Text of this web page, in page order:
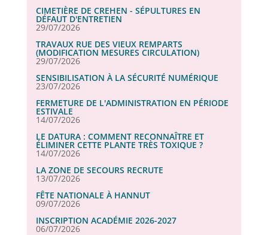
CIMETIÈRE DE CREHEN - SÉPULTURES EN
DÉFAUT D'ENTRETIEN
29/07/2026
TRAVAUX RUE DES VIEUX REMPARTS
(MODIFICATION MESURES CIRCULATION)
29/07/2026
SENSIBILISATION À LA SÉCURITÉ NUMÉRIQUE
23/07/2026
FERMETURE DE L'ADMINISTRATION EN PÉRIODE
ESTIVALE
14/07/2026
LE DATURA : COMMENT RECONNAÎTRE ET
ÉLIMINER CETTE PLANTE TRÈS TOXIQUE ?
14/07/2026
LA ZONE DE SECOURS RECRUTE
13/07/2026
FÊTE NATIONALE À HANNUT
09/07/2026
INSCRIPTION ACADÉMIE 2026-2027
06/07/2026